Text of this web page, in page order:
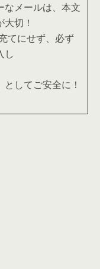
なメールは、本文
切！
てにせず、必ず
し
してご安全に！